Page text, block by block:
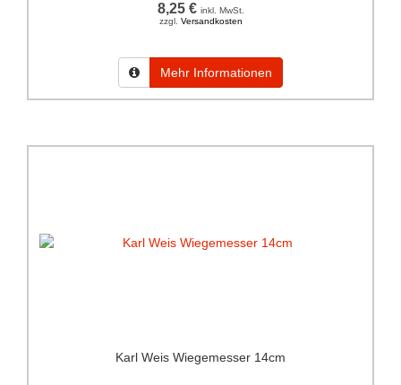
8,25 € inkl. MwSt.
zzgl. Versandkosten
Mehr Informationen
Karl Weis Wiegemesser 14cm